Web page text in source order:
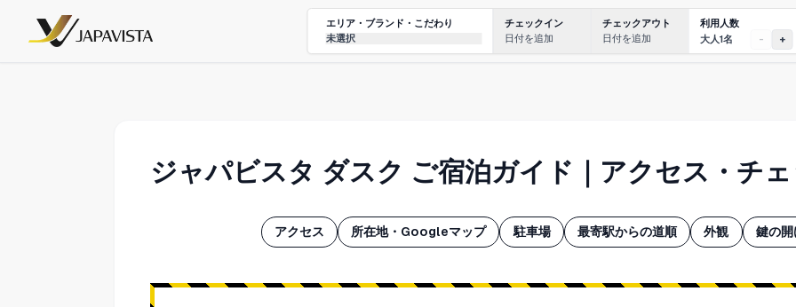
エリア・ブランド・こだわり
未選択
チェックイン
日付を追加
チェックアウト
日付を追加
利用人数
大人1名
- +
ジャパビスタ ダスク ご宿泊ガイド｜アクセス・チ
アクセス 所在地・Googleマップ 駐車場 最寄駅からの道順 外観 鍵の開